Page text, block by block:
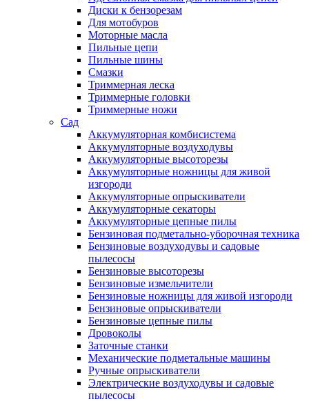
Диски к бензорезам
Для мотобуров
Моторные масла
Пильные цепи
Пильные шины
Смазки
Триммерная леска
Триммерные головки
Триммерные ножи
Сад
Аккумуляторная комбисистема
Аккумуляторные воздуходувы
Аккумуляторные высоторезы
Аккумуляторные ножницы для живой
изгороди
Аккумуляторные опрыскиватели
Аккумуляторные секаторы
Аккумуляторные цепные пилы
Бензиновая подметально-уборочная техника
Бензиновые воздуходувы и садовые
пылесосы
Бензиновые высоторезы
Бензиновые измельчители
Бензиновые ножницы для живой изгороди
Бензиновые опрыскиватели
Бензиновые цепные пилы
Дровоколы
Заточные станки
Механические подметальные машины
Ручные опрыскиватели
Электрические воздуходувы и садовые
пылесосы